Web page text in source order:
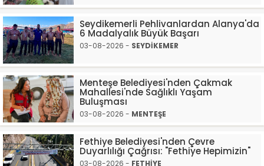
Seydikemerli Pehlivanlardan Alanya'da
6 Madalyalık Büyük Başarı
03-08-2026 - SEYDİKEMER
Menteşe Belediyesi'nden Çakmak
Mahallesi'nde Sağlıklı Yaşam
Buluşması
03-08-2026 - MENTEŞE
Fethiye Belediyesi'nden Çevre
Duyarlılığı Çağrısı: "Fethiye Hepimizin"
03-08-2026 - FETHİYE